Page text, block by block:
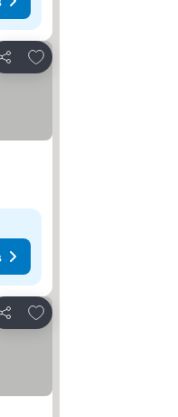
Partilhar
Adicionar aos favoritos
Partilhar
Adicionar aos favoritos